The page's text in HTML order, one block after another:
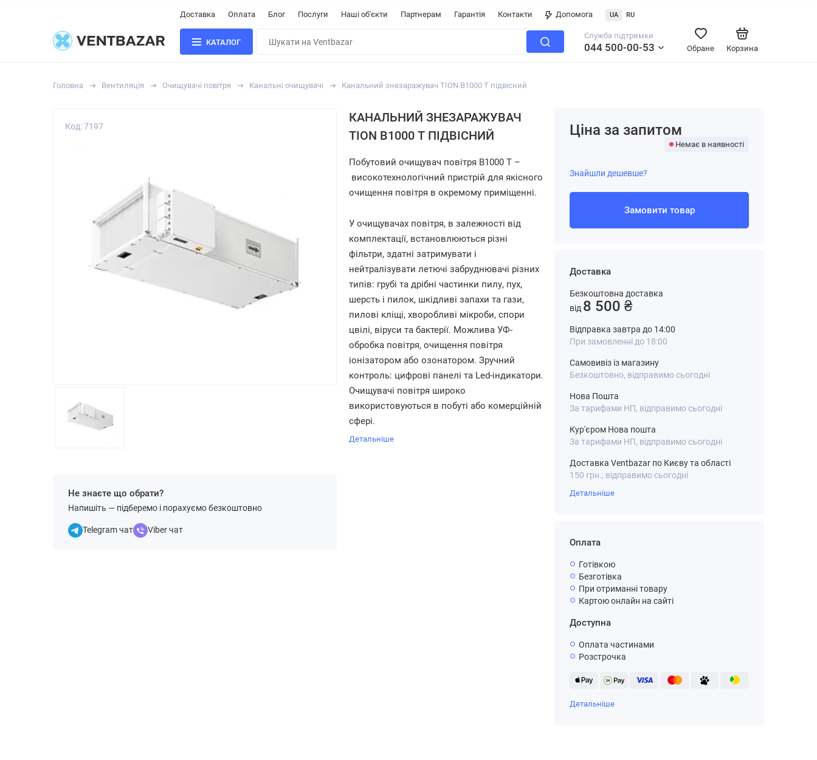
Доставка Оплата Блог Послуги Наші об'єкти Партнерам Гарантія Контакти Допомога UA RU
КАТАЛОГ
Служба підтримки
044 500-00-53 Корзина
Обране
Головна Вентиляція Очищувачі повітря Канальні очищувачі Канальний знезаражувач TION В1000 Т підвісний
Код: 7197
Не знаєте що обрати?
Напишіть — підберемо і порахуємо безкоштовно
Telegram чат Viber чат
КАНАЛЬНИЙ ЗНЕЗАРАЖУВАЧ
TION В1000 Т ПІДВІСНИЙ
Побутовий очищувач повітря В1000 Т –
високотехнологічний пристрій для якісного
очищення повітря в окремому приміщенні.
У очищувачах повітря, в залежності від
комплектації, встановлюються різні
фільтри, здатні затримувати і
нейтралізувати летючі забруднювачі різних
типів: грубі та дрібні частинки пилу, пух,
шерсть і пилок, шкідливі запахи та гази,
пилові кліщі, хворобливі мікроби, спори
цвілі, віруси та бактерії. Можлива УФ-
обробка повітря, очищення повітря
іонізатором або озонатором. Зручний
контроль: цифрові панелі та Led-індикатори.
Очищувачі повітря широко
використовуються в побуті або комерційній
сфері.
Детальніше
Ціна за запитом
Немає в наявності
Знайшли дешевше?
Замовити товар
Доставка
Безкоштовна доставка
від 8 500 ₴
Відправка завтра до 14:00
При замовленні до 18:00
Самовивіз із магазину
Безкоштовно, відправимо сьогодні
Нова Пошта
За тарифами НП, відправимо сьогодні
Кур'єром Нова пошта
За тарифами НП, відправимо сьогодні
Доставка Ventbazar по Києву та області
150 грн., відправимо сьогодні
Детальніше
Оплата
Готівкою
Безготівка
При отриманні товару
Картою онлайн на сайті
Доступна
Оплата частинами
Розстрочка
Детальніше